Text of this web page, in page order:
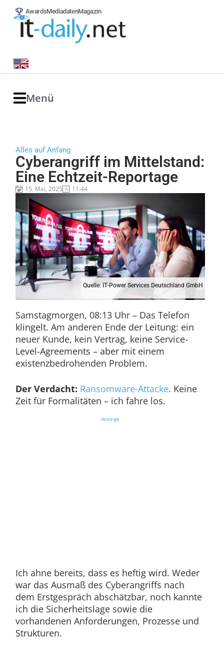
AwardsMediadatenMagazin
Menü
Alles auf Anfang
Cyberangriff im Mittelstand:
Eine Echtzeit-Reportage
15. Mai, 2025 11:44
Quelle: IT-Power Services Deutschland GmbH
Samstagmorgen, 08:13 Uhr – Das Telefon
klingelt. Am anderen Ende der Leitung: ein
neuer Kunde, kein Vertrag, keine Service-
Level-Agreements – aber mit einem
existenzbedrohenden Problem.
Der Verdacht: Ransomware-Attacke. Keine
Zeit für Formalitäten – ich fahre los.
Anzeige
Ich ahne bereits, dass es heftig wird. Weder
war das Ausmaß des Cyberangriffs nach
dem Erstgespräch abschätzbar, noch kannte
ich die Sicherheitslage sowie die
vorhandenen Anforderungen, Prozesse und
Strukturen.